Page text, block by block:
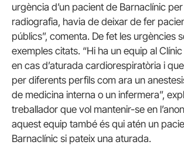
urgència d’un pacient de Barnaclínic
radiografia, havia de deixar de fer
públics”, comenta. De fet les urgències
exemples citats. “Hi ha un equip al
en cas d’aturada cardiorespiratòria i
per diferents perfils com ara un
de medicina interna o un infermera”,
treballador que vol mantenir-se en
aquest equip també és qui atén un
Barnaclínic si pateix una aturada.